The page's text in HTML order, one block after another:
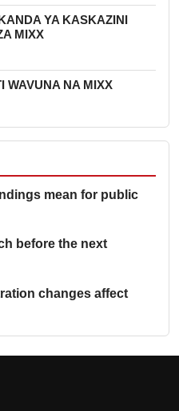
YA KASKAZINI
MIXX
WAVUNA NA MIXX
mean for public
before the next
changes affect